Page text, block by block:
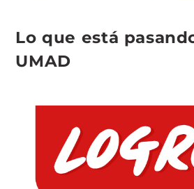
Lo que está
UMAD